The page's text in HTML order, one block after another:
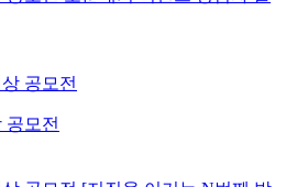
공모전